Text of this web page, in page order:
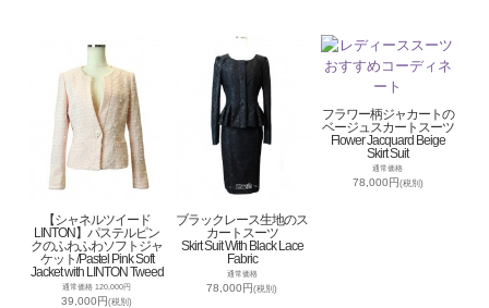
【シャネルツイード
LINTON】パステルピン
クのふわふわソフトジャ
ケット/Pastel Pink Soft
Jacket with LINTON Tweed
通常価格 120,000円
39,000円(税別)
ブラックレース生地のス
カートスーツ
Skirt Suit With Black Lace
Fabric
通常価格
78,000円(税別)
フラワー柄ジャカートの
ベージュスカートスーツ
Flower Jacquard Beige
Skirt Suit
通常価格
78,000円(税別)